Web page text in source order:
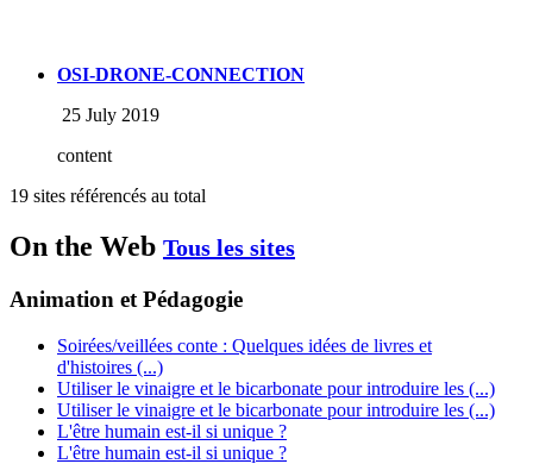
OSI-DRONE-CONNECTION
25 July 2019
content
19 sites référencés au total
On the Web Tous les sites
Animation et Pédagogie
Soirées/veillées conte : Quelques idées de livres et
d'histoires (...)
Utiliser le vinaigre et le bicarbonate pour introduire les (...)
Utiliser le vinaigre et le bicarbonate pour introduire les (...)
L'être humain est-il si unique ?
L'être humain est-il si unique ?